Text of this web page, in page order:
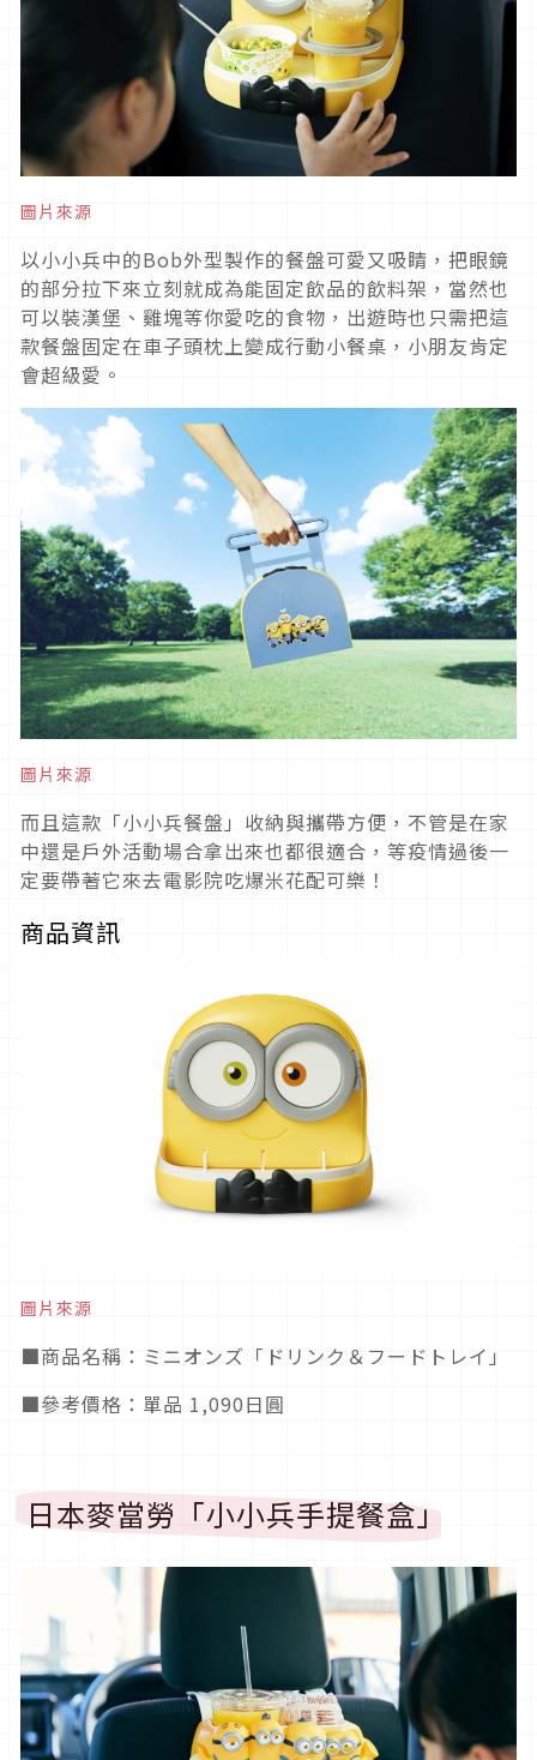
圖片來源
以小小兵中的Bob外型製作的餐盤可愛又吸睛，把眼鏡
的部分拉下來立刻就成為能固定飲品的飲料架，當然也
可以裝漢堡、雞塊等你愛吃的食物，出遊時也只需把這
款餐盤固定在車子頭枕上變成行動小餐桌，小朋友肯定
會超級愛。
圖片來源
而且這款「小小兵餐盤」收納與攜帶方便，不管是在家
中還是戶外活動場合拿出來也都很適合，等疫情過後一
定要帶著它來去電影院吃爆米花配可樂！
商品資訊
圖片來源
■商品名稱：ミニオンズ「ドリンク＆フードトレイ」
■參考價格：單品 1,090日圓
日本麥當勞「小小兵手提餐盒」